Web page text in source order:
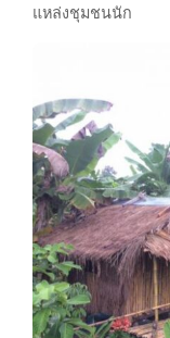
แหล่งชุมชนนัก